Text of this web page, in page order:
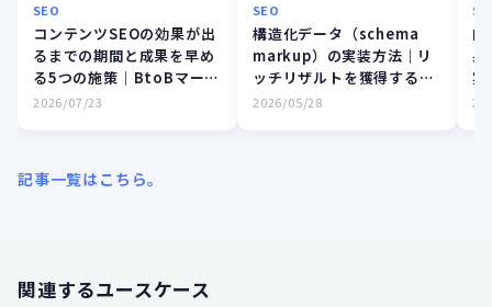
SEO
コンテンツSEOの効果が出
るまでの期間と成果を早め
る5つの施策｜BtoBマーケ
担当の疑問を解消
2026/07/23
SEO
構造化データ（schema
markup）の実装方法｜リ
ッチリザルトを獲得する
SEO対策
2026/05/28
内
果
実
年
記事一覧はこちら。
関連するユースケース